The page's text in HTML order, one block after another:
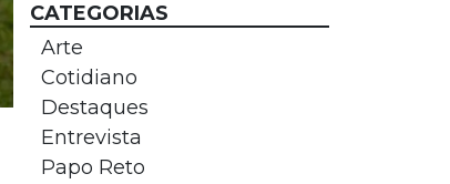
CATEGORIAS
Arte
Cotidiano
Destaques
Entrevista
Papo Reto